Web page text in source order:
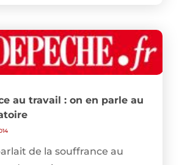
au travail : on en parle au
de la souffrance au